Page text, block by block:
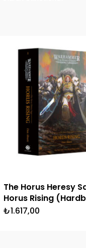
The Horus Heresy
Horus Rising
₺1.617,00